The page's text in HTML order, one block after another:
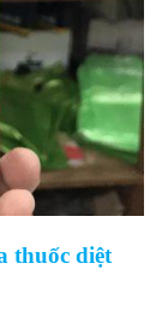
thuốc diệt